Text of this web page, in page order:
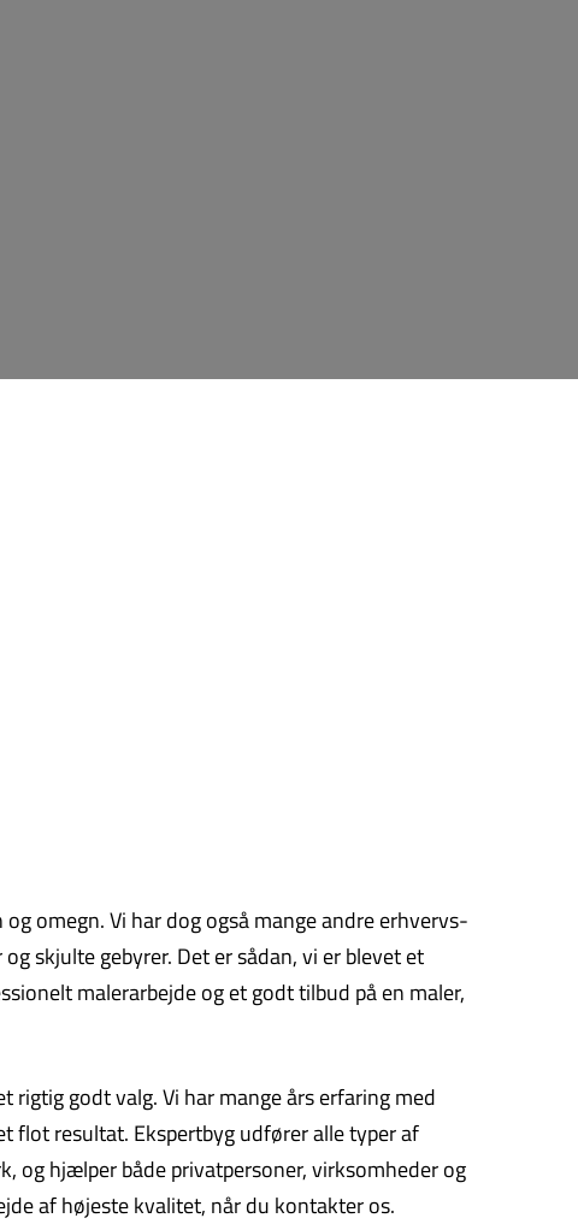
omegn. Vi har dog også mange andre erhvervs-
skjulte gebyrer. Det er sådan, vi er blevet et
malerarbejde og et godt tilbud på en maler,
rigtig godt valg. Vi har mange års erfaring med
flot resultat. Ekspertbyg udfører alle typer af
og hjælper både privatpersoner, virksomheder og
af højeste kvalitet, når du kontakter os.